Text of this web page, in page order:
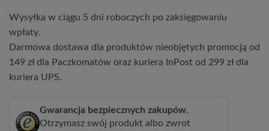
Wysyłka w ciągu 5 dni roboczych po zaksięgowaniu
wpłaty.
Darmowa dostawa dla produktów nieobjętych promocją od
149 zł dla Paczkomatów oraz kuriera InPost od 299 zł dla
kuriera UPS.
Gwarancja bezpiecznych zakupów.
Otrzymasz swój produkt albo zwrot